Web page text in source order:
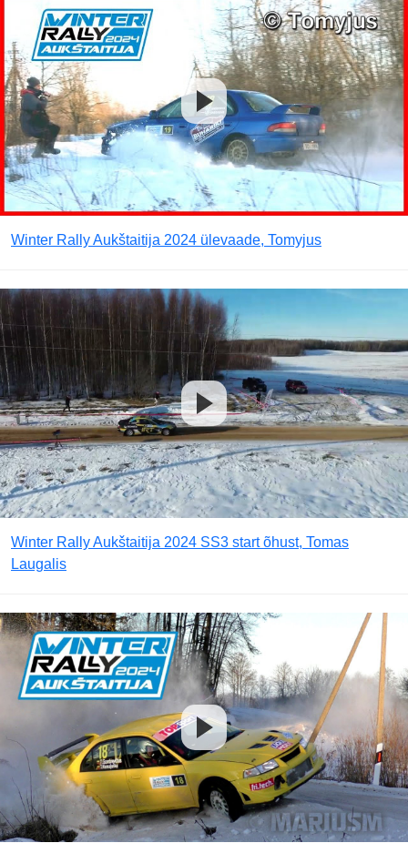
Winter Rally Aukštaitija 2024 ülevaade, Tomyjus
Winter Rally Aukštaitija 2024 SS3 start õhust, Tomas
Laugalis